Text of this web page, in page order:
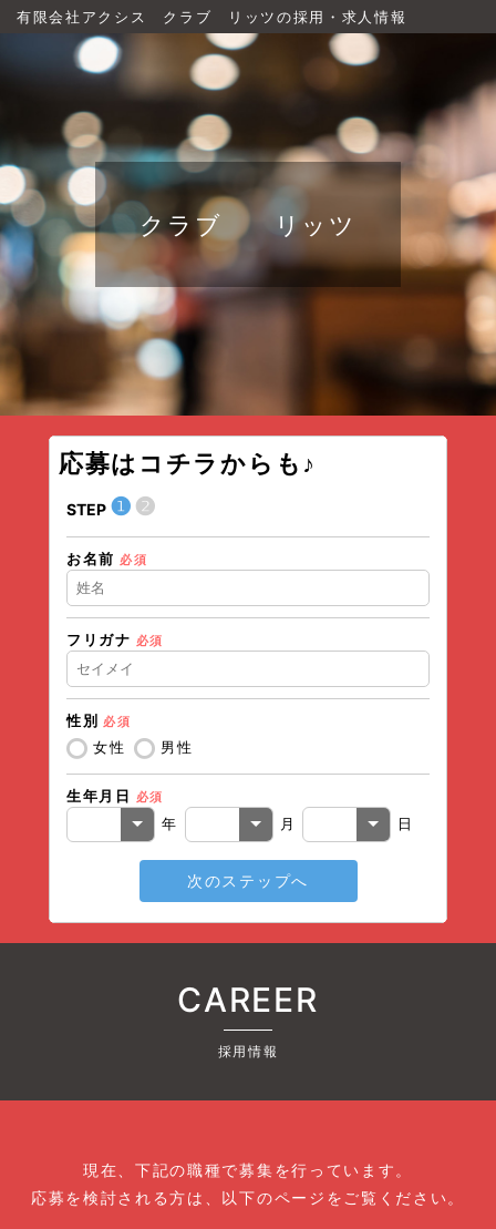
有限会社アクシス クラブ リッツの採用・求人情報
クラブ リッツ
応募はコチラからも♪
STEP ❶❷
お名前 必須
フリガナ 必須
性別 必須
女性 男性
生年月日 必須
年 月 日
次のステップへ
CAREER
採用情報
現在、下記の職種で募集を行っています。
応募を検討される方は、以下のページをご覧ください。